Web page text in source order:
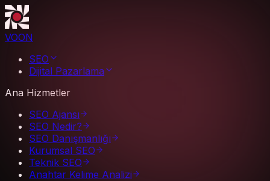
VOON
SEO
Dijital Pazarlama
Ana Hizmetler
SEO Ajansı
SEO Nedir?
SEO Danışmanlığı
Kurumsal SEO
Teknik SEO
Anahtar Kelime Analizi